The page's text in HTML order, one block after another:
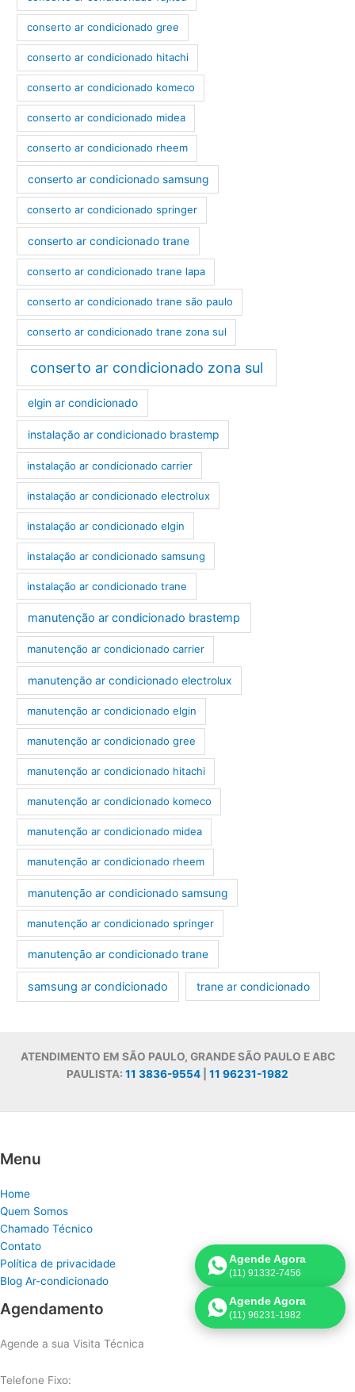
conserto ar condicionado gree
conserto ar condicionado hitachi
conserto ar condicionado komeco
conserto ar condicionado midea
conserto ar condicionado rheem
conserto ar condicionado samsung
conserto ar condicionado springer
conserto ar condicionado trane
conserto ar condicionado trane lapa
conserto ar condicionado trane são paulo
conserto ar condicionado trane zona sul
conserto ar condicionado zona sul
elgin ar condicionado
instalação ar condicionado brastemp
instalação ar condicionado carrier
instalação ar condicionado electrolux
instalação ar condicionado elgin
instalação ar condicionado samsung
instalação ar condicionado trane
manutenção ar condicionado brastemp
manutenção ar condicionado carrier
manutenção ar condicionado electrolux
manutenção ar condicionado elgin
manutenção ar condicionado gree
manutenção ar condicionado hitachi
manutenção ar condicionado komeco
manutenção ar condicionado midea
manutenção ar condicionado rheem
manutenção ar condicionado samsung
manutenção ar condicionado springer
manutenção ar condicionado trane
samsung ar condicionado trane ar condicionado
ATENDIMENTO EM SÃO PAULO, GRANDE SÃO PAULO E ABC
PAULISTA: 11 3836-9554 11 96231-1982
Menu
Home
Quem Somos
Chamado Técnico
Contato
Política de privacidade
Blog Ar-condicionado
Agendamento
Agende a sua Visita Técnica
Telefone Fixo:
Agende Agora
(11) 91332-7456
Agende Agora
(11) 96231-1982